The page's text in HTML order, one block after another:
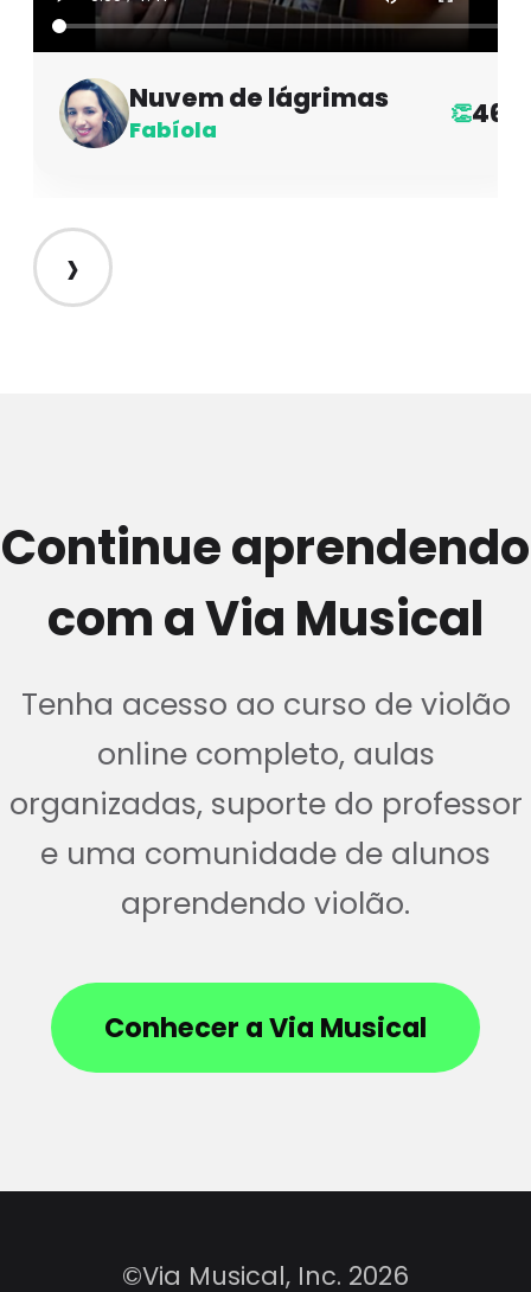
Nuvem de lágrimas
Fabíola
👏46
›
Continue aprendendo
com a Via Musical
Tenha acesso ao curso de violão
online completo, aulas
organizadas, suporte do professor
e uma comunidade de alunos
aprendendo violão.
Conhecer a Via Musical
©Via Musical, Inc. 2026